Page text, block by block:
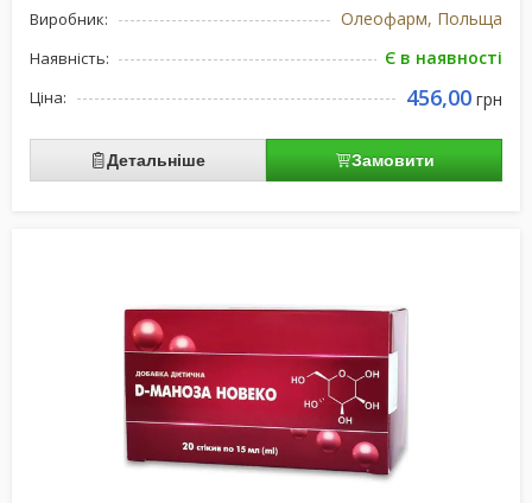
Виробник: Олеофарм, Польща
Наявність: Є в наявності
Ціна: 456,00 грн
Детальніше Замовити